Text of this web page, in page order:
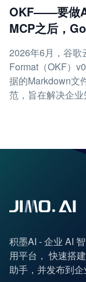
OKF——要做
MCP之后，
2026年6月，谷歌
Format（OKF）
据的Markdown文
范，旨在解决企业
积墨AI - 企业 AI
用平台， 快速搭
助手，并发布到企